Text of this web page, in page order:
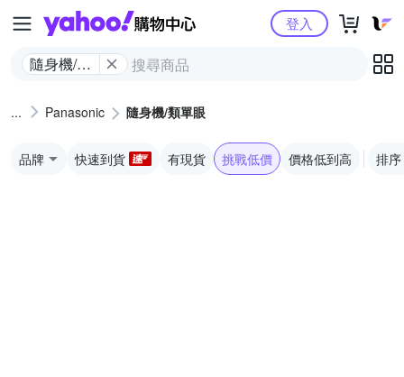
Yahoo購物中心
隨身機/類
登入
Panasonic 隨身機/類單眼
品牌 快速到貨 有現貨 挑戰低價 價格低到高 排序